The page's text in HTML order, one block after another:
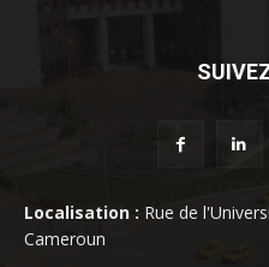
Localisation : Rue de
Cameroun